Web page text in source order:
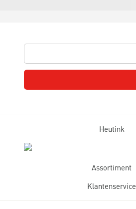
Heutink
Assortiment
Klantenservice